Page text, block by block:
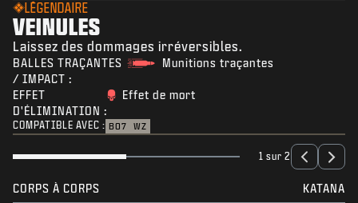
LÉGENDAIRE
VEINULES
Laissez des dommages irréversibles.
BALLES TRAÇANTES
/ IMPACT :
Munitions traçantes
EFFET
D'ÉLIMINATION :
Effet de mort
COMPATIBLE AVEC : BO7 WZ
1 sur 2
CORPS À CORPS KATANA